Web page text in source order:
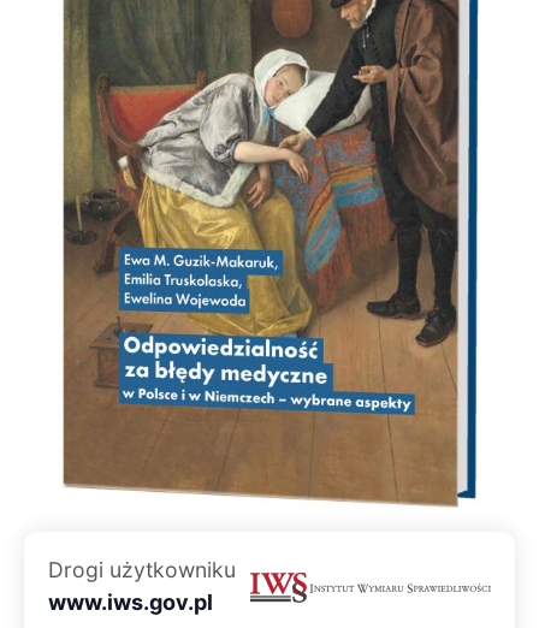
Odpowiedzialność za błędy medyczne w Polsce i w
Niemczech – wybrane aspekty
Drogi użytkowniku
www.iws.gov.pl